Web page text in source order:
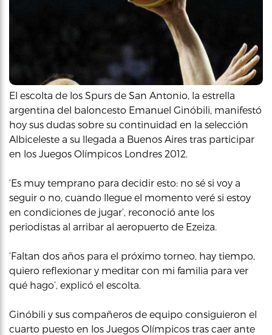
El escolta de los Spurs de San Antonio, la estrella
argentina del baloncesto Emanuel Ginóbili, manifestó
hoy sus dudas sobre su continuidad en la selección
Albiceleste a su llegada a Buenos Aires tras participar
en los Juegos Olímpicos Londres 2012.
‘Es muy temprano para decidir esto: no sé si voy a
seguir o no, cuando llegue el momento veré si estoy
en condiciones de jugar’, reconoció ante los
periodistas al arribar al aeropuerto de Ezeiza.
‘Faltan dos años para el próximo torneo, hay tiempo,
quiero reflexionar y meditar con mi familia para ver
qué hago’, explicó el escolta.
Ginóbili y sus compañeros de equipo consiguieron el
cuarto puesto en los Juegos Olímpicos tras caer ante